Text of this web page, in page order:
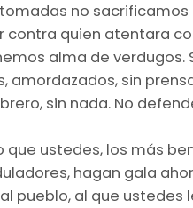
no
contra quien atentara
alma de
amordazados, sin
sin nada. No
que ustedes, los más
hagan gala
pueblo, al que